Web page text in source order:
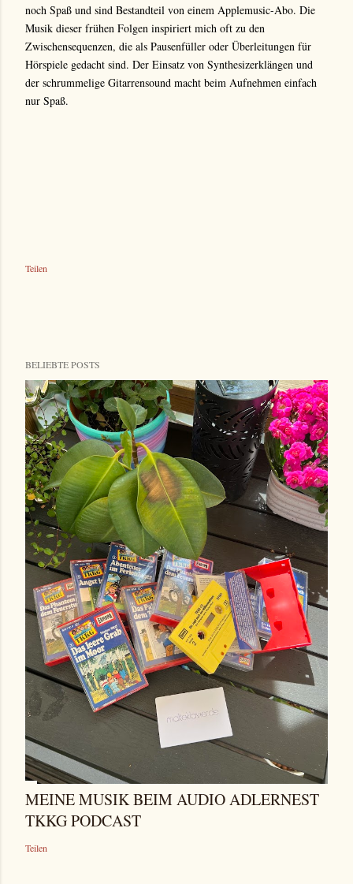
noch Spaß und sind Bestandteil von einem Applemusic-Abo. Die
Musik dieser frühen Folgen inspiriert mich oft zu den
Zwischensequenzen, die als Pausenfüller oder Überleitungen für
Hörspiele gedacht sind. Der Einsatz von Synthesizerklängen und
der schrummelige Gitarrensound macht beim Aufnehmen einfach
nur Spaß.
Teilen
BELIEBTE POSTS
MEINE MUSIK BEIM AUDIO ADLERNEST
TKKG PODCAST
Teilen